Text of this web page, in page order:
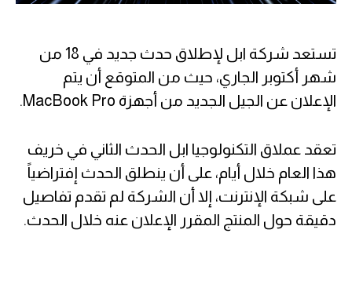
تستعد شركة ابل لإطلاق حدث جديد في 18 من
شهر أكتوبر الجاري، حيث من المتوقع أن يتم
الإعلان عن الجيل الجديد من أجهزة MacBook Pro.
تعقد عملاق التكنولوجيا ابل الحدث الثاني في خريف
هذا العام خلال أيام، على أن ينطلق الحدث إفتراضياً
على شبكة الإنترنت، إلا أن الشركة لم تقدم تفاصيل
دقيقة حول المنتج المقرر الإعلان عنه خلال الحدث.